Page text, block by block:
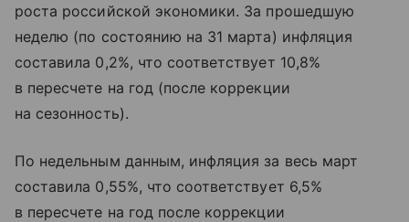
роста российской экономики. За прошедшую
неделю (по состоянию на 31 марта) инфляция
составила 0,2%, что соответствует 10,8%
в пересчете на год (после коррекции
на сезонность).
По недельным данным, инфляция за весь март
составила 0,55%, что соответствует 6,5%
в пересчете на год после коррекции